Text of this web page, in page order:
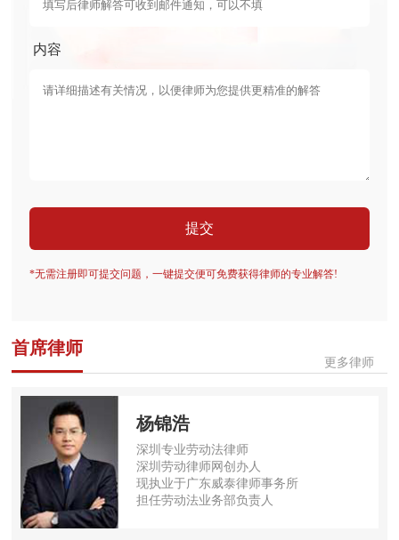
内容
提交
*无需注册即可提交问题，一键提交便可免费获得律师的专业解答!
首席律师
更多律师
杨锦浩
深圳专业劳动法律师
深圳劳动律师网创办人
现执业于广东威泰律师事务所
担任劳动法业务部负责人